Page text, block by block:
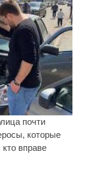
почти
которые
вправе